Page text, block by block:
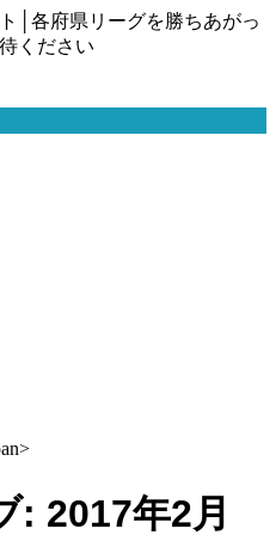
│各府県リーグを勝ちあがっ
ください
: 2017年2月